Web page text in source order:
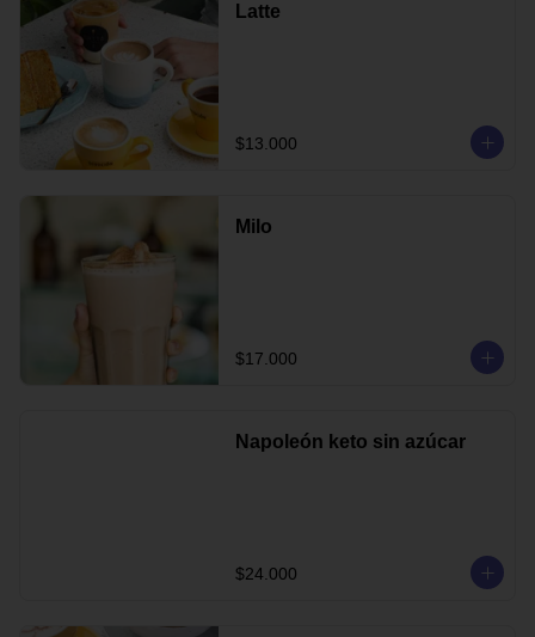
Latte
$13.000
Milo
$17.000
Napoleón keto sin azúcar
$24.000